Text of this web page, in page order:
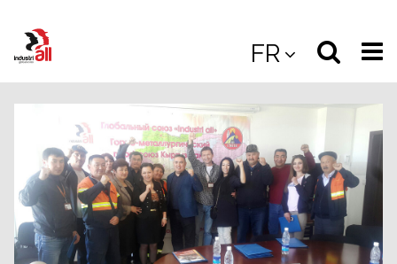
main
FR
Select
the
site